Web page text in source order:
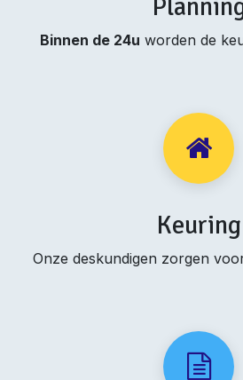
Binnen de 24u worden de
Keuring
Onze deskundigen zorgen